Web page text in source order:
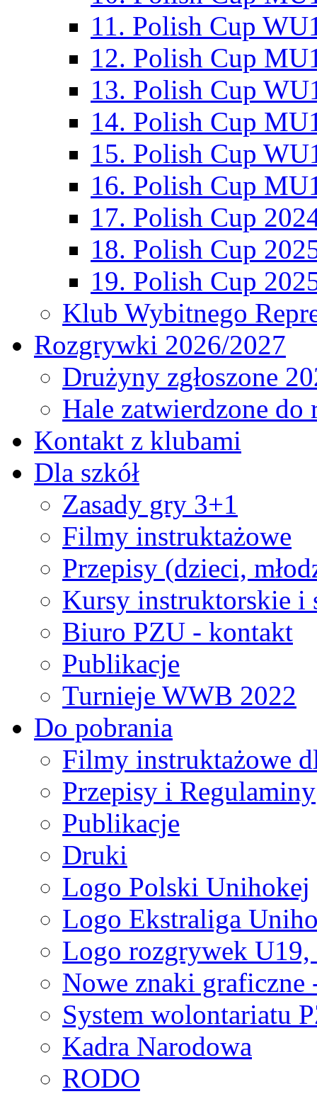
11. Polish Cup
12. Polish Cup
13. Polish Cup
14. Polish Cup
15. Polish Cup
16. Polish Cup
17. Polish Cup
18. Polish Cup
19. Polish Cup
Klub Wybitnego
Rozgrywki 2026/2027
Drużyny zgłoszone
Hale zatwierdzone
Kontakt z klubami
Dla szkół
Zasady gry 3+1
Filmy instruktażowe
Przepisy (dzieci,
Kursy instruktorskie i
Biuro PZU - kontakt
Publikacje
Turnieje WWB 2022
Do pobrania
Filmy instruktażowe
Przepisy i Regulaminy
Publikacje
Druki
Logo Polski Unihokej
Logo Ekstraliga
Logo rozgrywek
Nowe znaki graficzne
System wolontariatu
Kadra Narodowa
RODO